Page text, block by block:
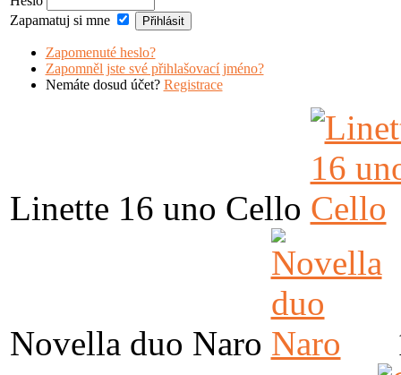
Zapamatuj si mne
Zapomenuté heslo?
Zapomněl jste své přihlašovací jméno?
Nemáte dosud účet? Registrace
Linette 16 uno Cello
Novella duo Naro